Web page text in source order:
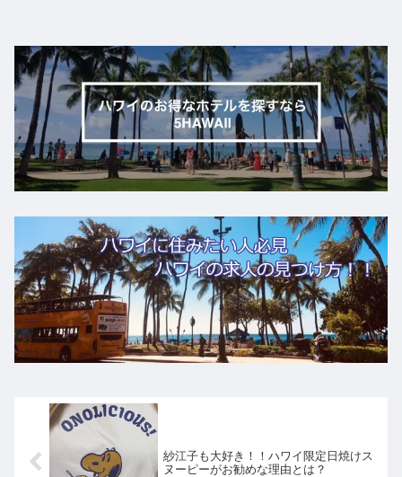
紗江子も大好き！！ハワイ限定日焼けス
ヌーピーがお勧めな理由とは？